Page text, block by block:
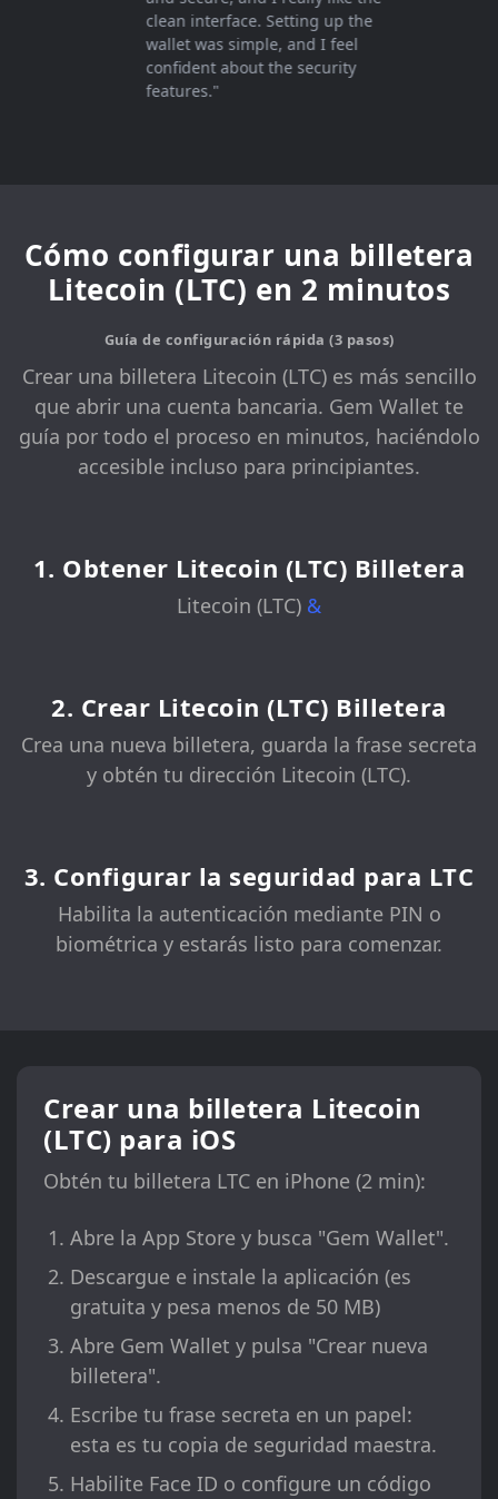
clean interface. Setting up the
wallet was simple, and I feel
confident about the security
features."
Cómo configurar una billetera
Litecoin (LTC) en 2 minutos
Guía de configuración rápida (3 pasos)
Crear una billetera Litecoin (LTC) es más sencillo
que abrir una cuenta bancaria. Gem Wallet te
guía por todo el proceso en minutos, haciéndolo
accesible incluso para principiantes.
1. Obtener Litecoin (LTC) Billetera
Litecoin (LTC) &
2. Crear Litecoin (LTC) Billetera
Crea una nueva billetera, guarda la frase secreta
y obtén tu dirección Litecoin (LTC).
3. Configurar la seguridad para LTC
Habilita la autenticación mediante PIN o
biométrica y estarás listo para comenzar.
Crear una billetera Litecoin
(LTC) para iOS
Obtén tu billetera LTC en iPhone (2 min):
Abre la App Store y busca "Gem Wallet".
Descargue e instale la aplicación (es
gratuita y pesa menos de 50 MB)
Abre Gem Wallet y pulsa "Crear nueva
billetera".
Escribe tu frase secreta en un papel:
esta es tu copia de seguridad maestra.
Habilite Face ID o configure un código